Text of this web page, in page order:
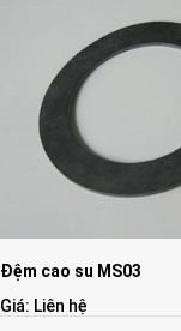
Đệm cao su MS03
Giá: Liên hệ